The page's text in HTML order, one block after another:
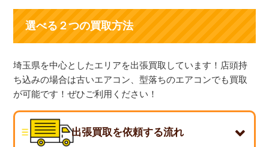
選べる２つの買取方法
埼玉県を中心としたエリアを出張買取しています！店頭持
ち込みの場合は古いエアコン、型落ちのエアコンでも買取
が可能です！ぜひご利用ください！
出張買取を依頼する流れ